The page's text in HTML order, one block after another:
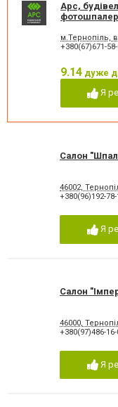
Арс,
м.Тернопіль,
+380(67)671-
9.14 дуже
Я
Салон
46002,
+380(96)192-78-
Я
Салон
46000,
+380(97)486-16-
Я